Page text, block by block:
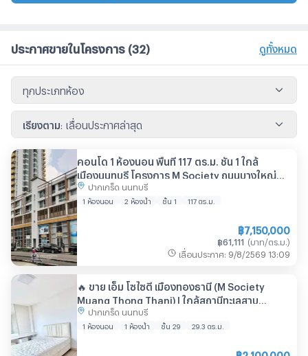
ประกาศขายในโครงการ (32) ดูทั้งหมด
ทุกประเภทห้อง
เรียงตาม เลื่อนประกาศล่าสุด
คอนโด 1 ห้องนอน พื้นที่ 117 ตร.ม. ชั้น 1 ใกล้
เมืองนนทบุรี โครงการ M Society ถนนบางใหญ่
(ID 2150206)
ปากเกร็ด นนทบุรี
1 ห้องนอน 2 ห้องน้ำ ชั้น 1 117 ตร.ม.
฿7,150,000
฿61,111 (บาท/ตร.ม. )
เลื่อนประกาศ : 9/8/2569 13:09
🔥 ขาย เอ็ม โซไซตี้ เมืองทองธานี (M Society
Muang Thong Thani) | ใกล้สถานีทะเลสาบ
เมืองทองธานี
ปากเกร็ด นนทบุรี
1 ห้องนอน 1 ห้องน้ำ ชั้น 29 29.3 ตร.ม.
฿2,100,000